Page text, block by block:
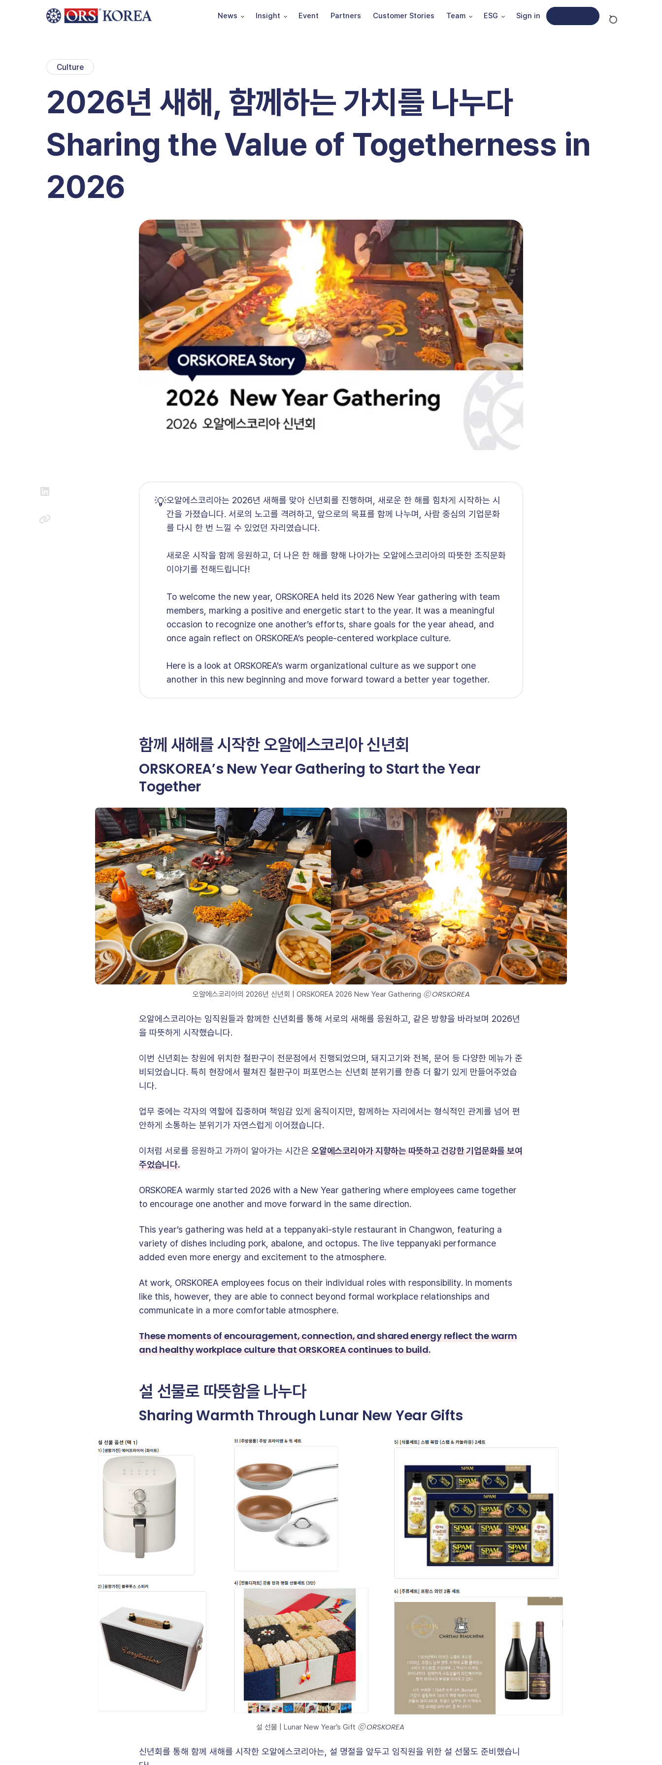
Skip to content
News Insight Event Partners Customer Stories Team ESG Sign in
Culture
2026년 새해, 함께하는 가치를 나누다
Sharing the Value of Togetherness in
2026
💡오알에스코리아는 2026년 새해를 맞아 신년회를 진행하며, 새로운 한 해를 힘차게 시작하는 시
간을 가졌습니다. 서로의 노고를 격려하고, 앞으로의 목표를 함께 나누며, 사람 중심의 기업문화
를 다시 한 번 느낄 수 있었던 자리였습니다.
새로운 시작을 함께 응원하고, 더 나은 한 해를 향해 나아가는 오알에스코리아의 따뜻한 조직문화
이야기를 전해드립니다!
To welcome the new year, ORSKOREA held its 2026 New Year gathering with team
members, marking a positive and energetic start to the year. It was a meaningful
occasion to recognize one another’s efforts, share goals for the year ahead, and
once again reflect on ORSKOREA’s people-centered workplace culture.
Here is a look at ORSKOREA’s warm organizational culture as we support one
another in this new beginning and move forward toward a better year together.
함께 새해를 시작한 오알에스코리아 신년회
ORSKOREA’s New Year Gathering to Start the Year
Together
오알에스코리아의 2026년 신년회 | ORSKOREA 2026 New Year Gathering ⓒ ORSKOREA
오알에스코리아는 임직원들과 함께한 신년회를 통해 서로의 새해를 응원하고, 같은 방향을 바라보며 2026년
을 따뜻하게 시작했습니다.
이번 신년회는 창원에 위치한 철판구이 전문점에서 진행되었으며, 돼지고기와 전복, 문어 등 다양한 메뉴가 준
비되었습니다. 특히 현장에서 펼쳐진 철판구이 퍼포먼스는 신년회 분위기를 한층 더 활기 있게 만들어주었습
니다.
업무 중에는 각자의 역할에 집중하며 책임감 있게 움직이지만, 함께하는 자리에서는 형식적인 관계를 넘어 편
안하게 소통하는 분위기가 자연스럽게 이어졌습니다.
이처럼 서로를 응원하고 가까이 알아가는 시간은 오알에스코리아가 지향하는 따뜻하고 건강한 기업문화를 보여
주었습니다.
ORSKOREA warmly started 2026 with a New Year gathering where employees came together
to encourage one another and move forward in the same direction.
This year’s gathering was held at a teppanyaki-style restaurant in Changwon, featuring a
variety of dishes including pork, abalone, and octopus. The live teppanyaki performance
added even more energy and excitement to the atmosphere.
At work, ORSKOREA employees focus on their individual roles with responsibility. In moments
like this, however, they are able to connect beyond formal workplace relationships and
communicate in a more comfortable atmosphere.
These moments of encouragement, connection, and shared energy reflect the warm
and healthy workplace culture that ORSKOREA continues to build.
설 선물로 따뜻함을 나누다
Sharing Warmth Through Lunar New Year Gifts
설 선물 | Lunar New Year’s Gift ⓒ ORSKOREA
신년회를 통해 함께 새해를 시작한 오알에스코리아는, 설 명절을 앞두고 임직원을 위한 설 선물도 준비했습니